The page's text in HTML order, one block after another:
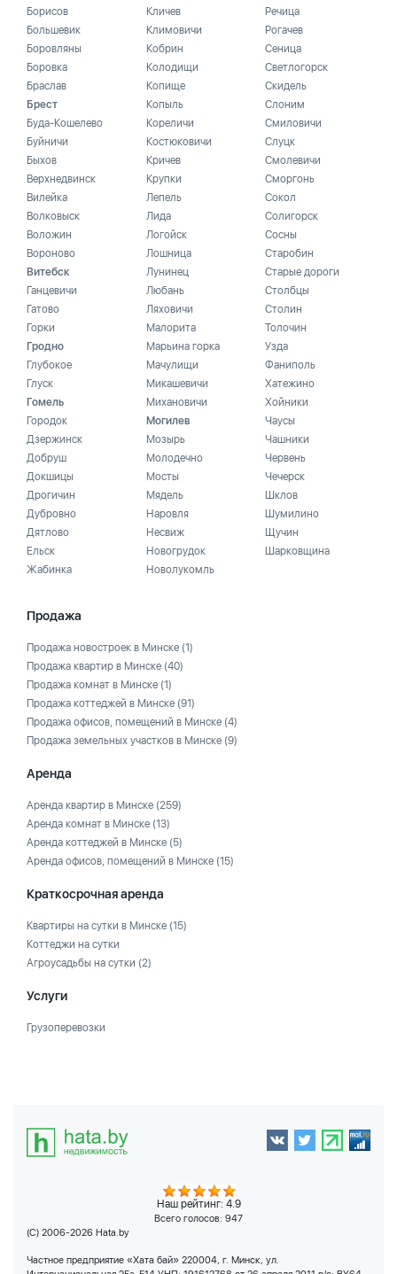
Борисов
Большевик
Боровляны
Боровка
Браслав
Брест
Буда-Кошелево
Буйничи
Быхов
Верхнедвинск
Вилейка
Волковыск
Воложин
Вороново
Витебск
Ганцевичи
Гатово
Горки
Гродно
Глубокое
Глуск
Гомель
Городок
Дзержинск
Добруш
Докшицы
Дрогичин
Дубровно
Дятлово
Ельск
Жабинка
Кличев
Климовичи
Кобрин
Колодищи
Копище
Копыль
Кореличи
Костюковичи
Кричев
Крупки
Лепель
Лида
Логойск
Лошница
Лунинец
Любань
Ляховичи
Малорита
Марьина горка
Мачулищи
Микашевичи
Михановичи
Могилев
Мозырь
Молодечно
Мосты
Мядель
Наровля
Несвиж
Новогрудок
Новолукомль
Речица
Рогачев
Сеница
Светлогорск
Скидель
Слоним
Смиловичи
Слуцк
Смолевичи
Сморгонь
Сокол
Солигорск
Сосны
Старобин
Старые дороги
Столбцы
Столин
Толочин
Узда
Фаниполь
Хатежино
Хойники
Чаусы
Чашники
Червень
Чечерск
Шклов
Шумилино
Щучин
Шарковщина
Продажа
Продажа новостроек в Минске (1)
Продажа квартир в Минске (40)
Продажа комнат в Минске (1)
Продажа коттеджей в Минске (91)
Продажа офисов, помещений в Минске (4)
Продажа земельных участков в Минске (9)
Аренда
Аренда квартир в Минске (259)
Аренда комнат в Минске (13)
Аренда коттеджей в Минске (5)
Аренда офисов, помещений в Минске (15)
Краткосрочная аренда
Квартиры на сутки в Минске (15)
Коттеджи на сутки
Агроусадьбы на сутки (2)
Услуги
Грузоперевозки
Наш рейтинг: 4.9
Всего голосов: 947
(C) 2006-2026 Hata.by
Частное предприятие «Хата бай» 220004, г. Минск, ул.